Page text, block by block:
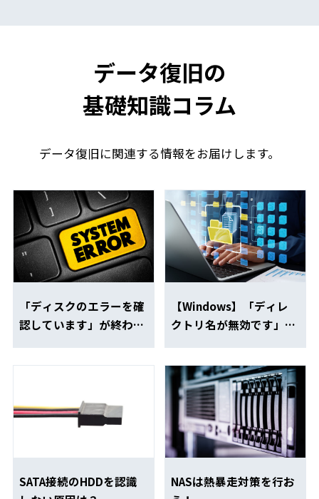
データ復旧の
基礎知識コラム
データ復旧に関連する情報をお届けします。
「ディスクのエラーを確
認しています」が終わら
【Windows】「ディレ
クトリ名が無効です」と
SATA接続のHDDを認識
NASは熱暴走対策を行お